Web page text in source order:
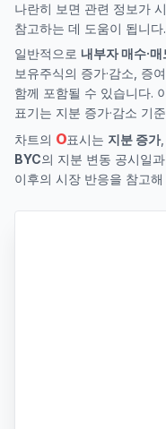
나란히 보면 관련 정보가
참고하는 데 도움이 됩니다.
일반적으로 내부자 매수·
보유주식의 증가·감소, 증
함께 포함될 수 있습니다.
표기는 지분 증가·감소 기
차트의 O표시는 지분 증가,
BYC의 지분 변동 공시일
이후의 시장 반응을 참고